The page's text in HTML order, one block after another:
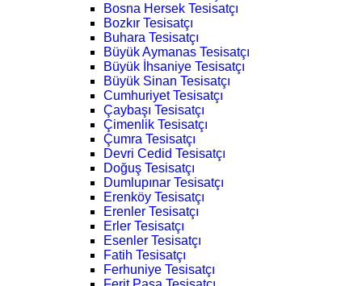
Bosna Hersek Tesisatçı
Bozkır Tesisatçı
Buhara Tesisatçı
Büyük Aymanas Tesisatçı
Büyük İhsaniye Tesisatçı
Büyük Sinan Tesisatçı
Cumhuriyet Tesisatçı
Çaybaşı Tesisatçı
Çimenlik Tesisatçı
Çumra Tesisatçı
Devri Cedid Tesisatçı
Doğuş Tesisatçı
Dumlupınar Tesisatçı
Erenköy Tesisatçı
Erenler Tesisatçı
Erler Tesisatçı
Esenler Tesisatçı
Fatih Tesisatçı
Ferhuniye Tesisatçı